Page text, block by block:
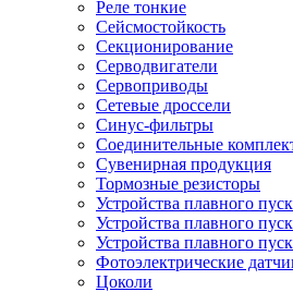
Реле тонкие
Сейсмостойкость
Секционирование
Серводвигатели
Сервоприводы
Сетевые дроссели
Синус-фильтры
Соединительные
Сувенирная продукция
Тормозные резисторы
Устройства плавного
Устройства плавного
Устройства плавного
Фотоэлектрические
Цоколи